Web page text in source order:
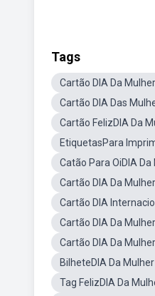
Tags
Cartão DIA Da
Cartão DIA Das
Cartão FelizDIA Da
EtiquetasPara
Catão Para OiDIA Da
Cartão DIA Da
Cartão DIA
Cartão DIA Da
Cartão DIA Da
BilheteDIA Da
Tag FelizDIA Da